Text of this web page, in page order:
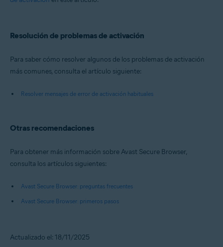
Resolución de problemas de activación
Para saber cómo resolver algunos de los problemas de activación
más comunes, consulta el artículo siguiente:
Resolver mensajes de error de activación habituales
Otras recomendaciones
Para obtener más información sobre Avast Secure Browser,
consulta los artículos siguientes:
Avast Secure Browser: preguntas frecuentes
Avast Secure Browser: primeros pasos
Actualizado el: 18/11/2025